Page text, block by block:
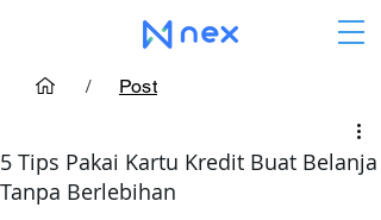
/ Post
5 Tips Pakai Kartu Kredit Buat Belanja
Tanpa Berlebihan